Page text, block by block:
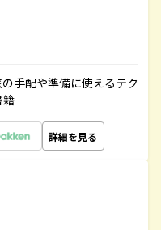
手配や準備に使えるテク
籍
詳細を見る